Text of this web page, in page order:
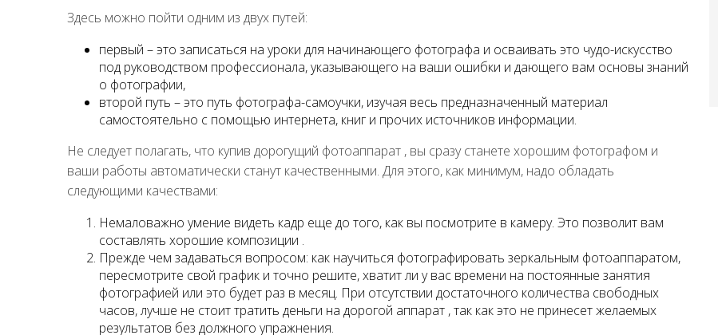
Здесь можно пойти одним из двух путей:
первый – это записаться на уроки для начинающего фотографа и осваивать это чудо-искусство
под руководством профессионала, указывающего на ваши ошибки и дающего вам основы знаний
о фотографии,
второй путь – это путь фотографа-самоучки, изучая весь предназначенный материал
самостоятельно с помощью интернета, книг и прочих источников информации.
Не следует полагать, что купив дорогущий фотоаппарат , вы сразу станете хорошим фотографом и
ваши работы автоматически станут качественными. Для этого, как минимум, надо обладать
следующими качествами:
Немаловажно умение видеть кадр еще до того, как вы посмотрите в камеру. Это позволит вам
составлять хорошие композиции .
Прежде чем задаваться вопросом: как научиться фотографировать зеркальным фотоаппаратом,
пересмотрите свой график и точно решите, хватит ли у вас времени на постоянные занятия
фотографией или это будет раз в месяц. При отсутствии достаточного количества свободных
часов, лучше не стоит тратить деньги на дорогой аппарат , так как это не принесет желаемых
результатов без должного упражнения.